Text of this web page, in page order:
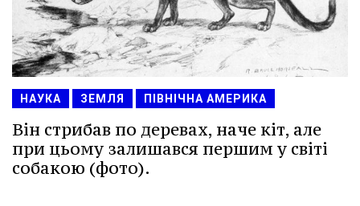
НАУКА ЗЕМЛЯ ПІВНІЧНА АМЕРИКА
Він стрибав по деревах, наче кіт, але
при цьому залишався першим у світі
собакою (фото).